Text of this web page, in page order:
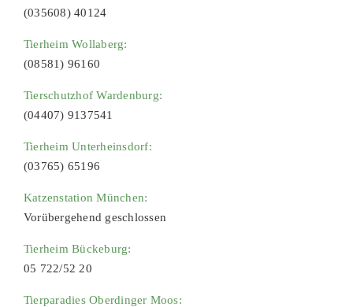
(035608) 40124
Tierheim Wollaberg:
(08581) 96160
Tierschutzhof Wardenburg:
(04407) 9137541
Tierheim Unterheinsdorf:
(03765) 65196
Katzenstation München:
Vorübergehend geschlossen
Tierheim Bückeburg:
05 722/52 20
Tierparadies Oberdinger Moos: